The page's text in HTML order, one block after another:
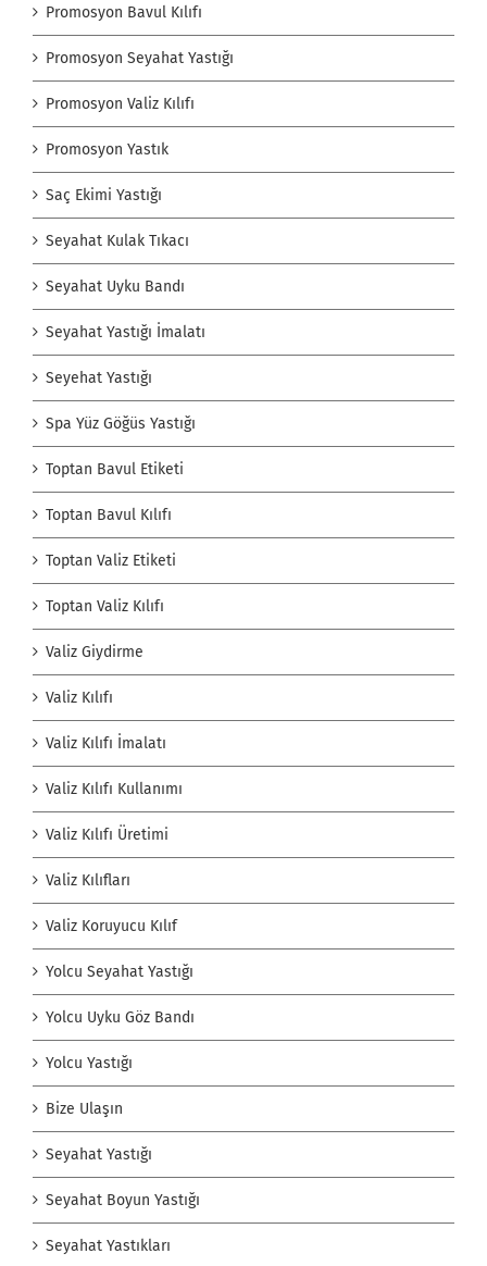
Promosyon Bavul Kılıfı
Promosyon Seyahat Yastığı
Promosyon Valiz Kılıfı
Promosyon Yastık
Saç Ekimi Yastığı
Seyahat Kulak Tıkacı
Seyahat Uyku Bandı
Seyahat Yastığı İmalatı
Seyehat Yastığı
Spa Yüz Göğüs Yastığı
Toptan Bavul Etiketi
Toptan Bavul Kılıfı
Toptan Valiz Etiketi
Toptan Valiz Kılıfı
Valiz Giydirme
Valiz Kılıfı
Valiz Kılıfı İmalatı
Valiz Kılıfı Kullanımı
Valiz Kılıfı Üretimi
Valiz Kılıfları
Valiz Koruyucu Kılıf
Yolcu Seyahat Yastığı
Yolcu Uyku Göz Bandı
Yolcu Yastığı
Bize Ulaşın
Seyahat Yastığı
Seyahat Boyun Yastığı
Seyahat Yastıkları